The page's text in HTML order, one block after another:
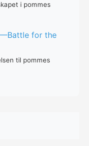
i pommes
for the
til pommes